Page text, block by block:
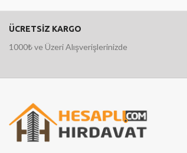
ÜCRETSİZ KARGO
1000₺ ve Üzeri Alışverişlerinizde